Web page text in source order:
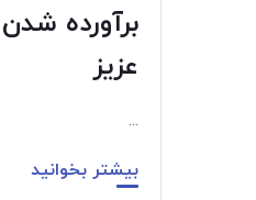
برآورده
عزیز
...
بیشتر بخوانید